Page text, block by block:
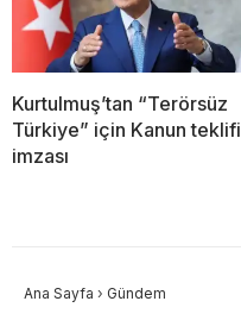
Kurtulmuş’tan “Terörsüz
Türkiye” için Kanun teklifi
imzası
Ana Sayfa › Gündem